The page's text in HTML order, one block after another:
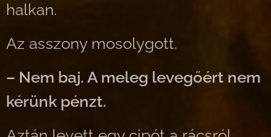
halkan.
Az asszony mosolygott.
– Nem baj. A meleg levegőért nem
kérünk pénzt.